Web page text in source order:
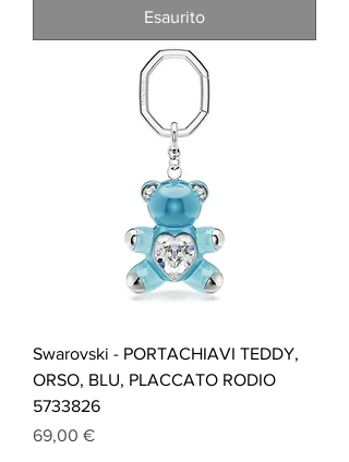
Esaurito
Swarovski - PORTACHIAVI TEDDY,
ORSO, BLU, PLACCATO RODIO
5733826
Prezzo
69,00 €